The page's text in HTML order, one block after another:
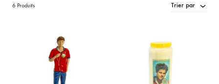
6 Produits Trier par